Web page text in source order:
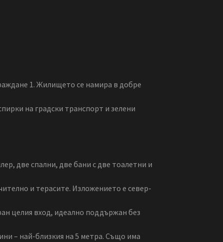
1. Жилището се намира в добре
на градски транспорт и зелени
две спални, две бани с две тоалетни и
и терасите. Изложението е север-
целия вход, идеално поддържан без
– най-близкия на 5 метра. Също има